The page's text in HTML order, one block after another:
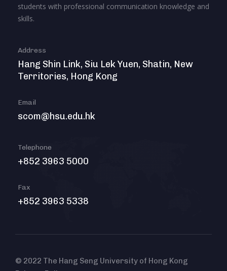
students with professional communication knowledge and
skills.
Address
Hang Shin Link, Siu Lek Yuen, Shatin, New
Territories, Hong Kong
Email
scom@hsu.edu.hk
Telephone
+852 3963 5000
Fax
+852 3963 5338
© 2022 The Hang Seng University of Hong Kong